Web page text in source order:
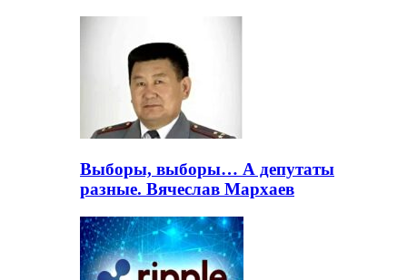
Выборы, выборы… А депутаты
разные. Вячеслав Мархаев